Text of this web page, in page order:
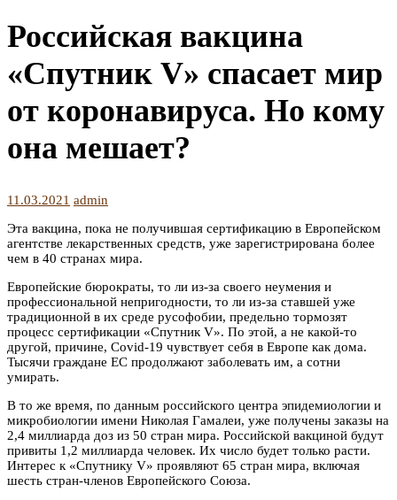
Российская вакцина
«Спутник V» спасает мир
от коронавируса. Но кому
она мешает?
11.03.2021 admin
Эта вакцина, пока не получившая сертификацию в Европейском
агентстве лекарственных средств, уже зарегистрирована более
чем в 40 странах мира.
Европейские бюрократы, то ли из-за своего неумения и
профессиональной непригодности, то ли из-за ставшей уже
традиционной в их среде русофобии, предельно тормозят
процесс сертификации «Спутник V». По этой, а не какой-то
другой, причине, Covid-19 чувствует себя в Европе как дома.
Тысячи граждане ЕС продолжают заболевать им, а сотни
умирать.
В то же время, по данным российского центра эпидемиологии и
микробиологии имени Николая Гамалеи, уже получены заказы на
2,4 миллиарда доз из 50 стран мира. Российской вакциной будут
привиты 1,2 миллиарда человек. Их число будет только расти.
Интерес к «Спутнику V» проявляют 65 стран мира, включая
шесть стран-членов Европейского Союза.